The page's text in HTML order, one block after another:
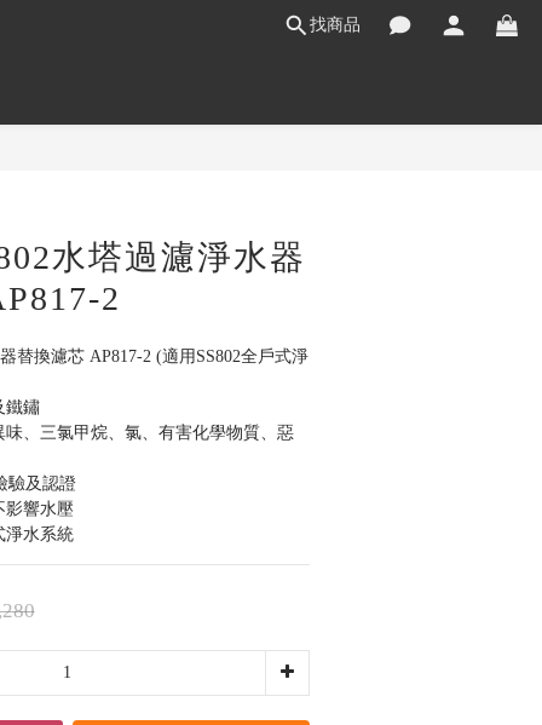
找商品
水塔過濾淨水器
2
替換濾芯 AP817-2 (適用SS802全戶式淨
鐵鏽
味、三氯甲烷、氯、有害化學物質、惡
驗及認證
影響水壓
淨水系統